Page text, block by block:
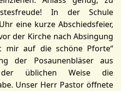
In der Schule
eine kurze Abschiedsfeier,
der Kirche nach Absingung
mir auf die schöne Pforte“
der Posaunenbläser aus
üblichen Weise die
Unser Herr Pastor öffnete